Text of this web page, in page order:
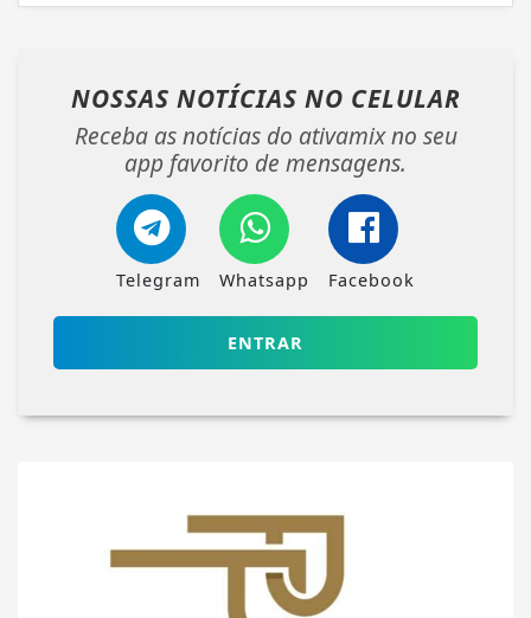
NOSSAS NOTÍCIAS NO CELULAR
Receba as notícias do ativamix no seu
app favorito de mensagens.
Telegram Whatsapp Facebook
ENTRAR